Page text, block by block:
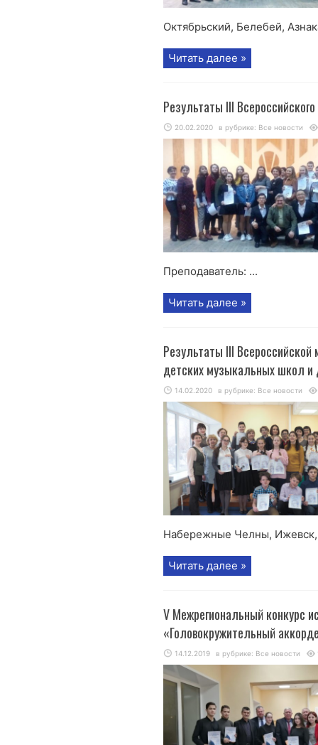
Октябрьский, Белебей,
Читать далее »
Результаты III
20.02.2020 в рубрике: Все новости
Преподаватель: ...
Читать далее »
Результаты III
детских музыкальных школ и
14.02.2020 в рубрике: Все новости
Набережные Челны, Ижевск,
Читать далее »
V Межрегиональный конкурс
«Головокружительный
14.12.2019 в рубрике: Все новости